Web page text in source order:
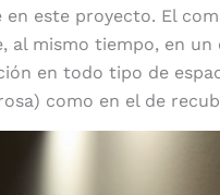
en este proyecto. El
al mismo tiempo, en
en todo tipo de
como en el de